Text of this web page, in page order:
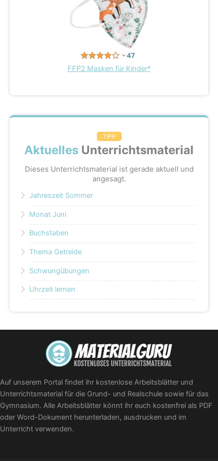
FFP2 Masken für Kinder*
TIPP
Aktuelles Unterrichtsmaterial
Dieses Unterrichtsmaterial ist gerade aktuell und
angesagt.
Jahreszeit Sommer
Monat Juni
Buchstaben
Thema Getreide
Schwungübungen
Uhrzeit lernen
Auf unserem Portal findet ihr kostenlose Arbeitsblätter und
Unterrichtsmaterial für die Grund- und Realschule sowie für das
Gymnasium. Alle Arbeitsblätter könnt ihr euch kostenfrei als PDF
oder Word-Dokument herunterladen, ausdrucken und im
Unterricht verwenden.